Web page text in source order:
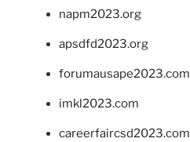
napm2023.org
apsdfd2023.org
forumausape2023.com
imkl2023.com
careerfaircsd2023.com